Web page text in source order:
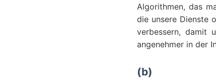
Algorithmen, das
die unsere Dienste
verbessern, damit
angenehmer in der
(b)